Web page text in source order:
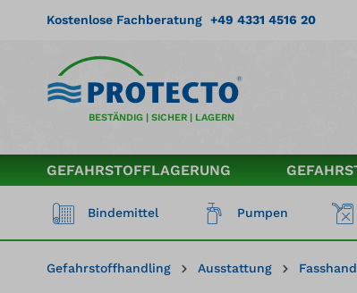
Zur Hauptnavigation springen
Kostenlose Fachberatung +49 4331 4516 20
BESTÄNDIG | SICHER | LAGERN
GEFAHRSTOFFLAGERUNG
Bindemittel Pumpen
Gefahrstoffhandling Ausstattung